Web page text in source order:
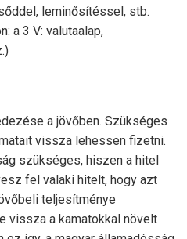
leminősítéssel, stb.
a 3 V: valutaalap,
a jövőben. Szükséges
vissza lehessen fizetni.
szükséges, hiszen a hitel
fel valaki hitelt, hogy azt
teljesítménye
vissza a kamatokkal növelt